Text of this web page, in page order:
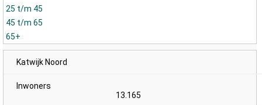
25 t/m 45
45 t/m 65
65+
Katwijk Noord
13.165